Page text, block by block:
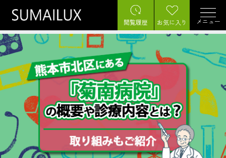
閲覧履歴 お気に入り メニュー